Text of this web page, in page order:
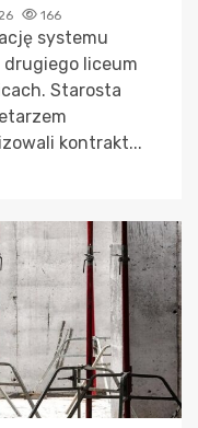
166
systemu
liceum
Starosta
kontrakt...